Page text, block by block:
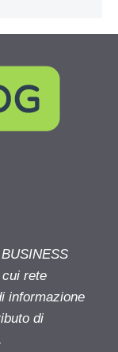
rete
informazione
di